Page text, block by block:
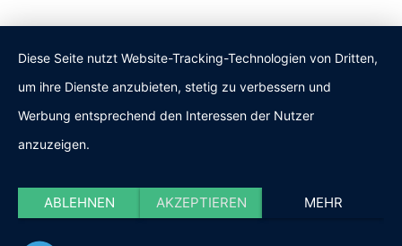
Diese Seite nutzt Website-Tracking-Technologien von Dritten,
um ihre Dienste anzubieten, stetig zu verbessern und
Werbung entsprechend den Interessen der Nutzer
anzuzeigen.
ABLEHNEN AKZEPTIEREN MEHR